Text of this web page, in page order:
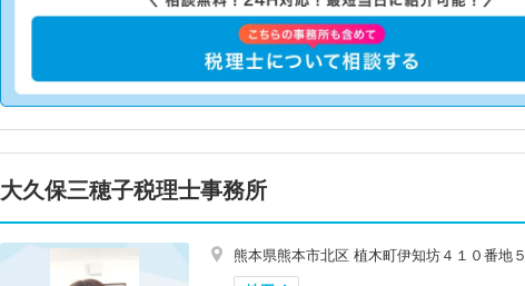
大久保三穂子税理士事務所
熊本県熊本市北区 植木町伊知坊４１０番地５